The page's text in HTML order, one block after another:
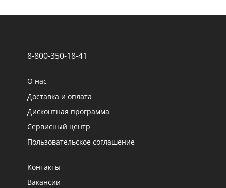
8-800-350-18-41
О нас
Доставка и оплата
Дисконтная программа
Сервисный центр
Пользовательское соглашение
Контакты
Вакансии